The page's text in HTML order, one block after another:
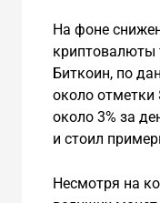
На фоне
криптовалюты
Биткоин, по
около отметки
около 3% за
и стоил
Несмотря на